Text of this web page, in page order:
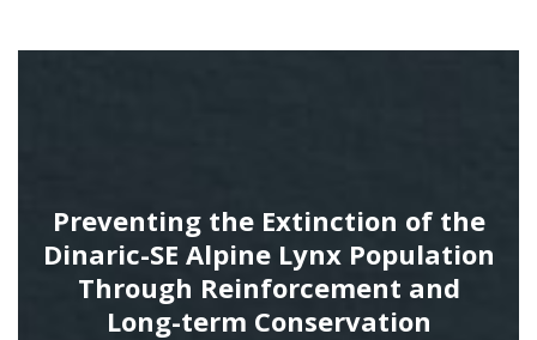
Preventing the Extinction of the
Dinaric-SE Alpine Lynx Population
Through Reinforcement and
Long-term Conservation